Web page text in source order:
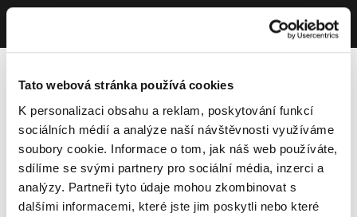
Tato webová stránka používá cookies
K personalizaci obsahu a reklam, poskytování funkcí
sociálních médií a analýze naší návštěvnosti využíváme
soubory cookie. Informace o tom, jak náš web používáte,
sdílíme se svými partnery pro sociální média, inzerci a
analýzy. Partneři tyto údaje mohou zkombinovat s
dalšími informacemi, které jste jim poskytli nebo které